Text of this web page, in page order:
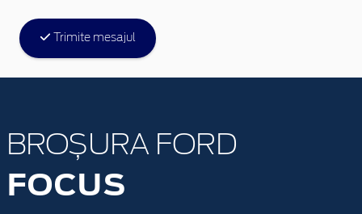
Trimite mesajul
BROȘURA FORD
FOCUS